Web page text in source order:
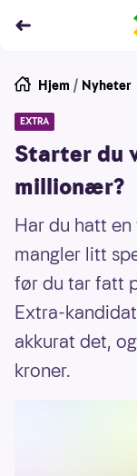
Hjem / Nyheter
EXTRA
Starter du
millionær?
Har du hatt
mangler litt
før du tar fatt
Extra-
akkurat det,
kroner.